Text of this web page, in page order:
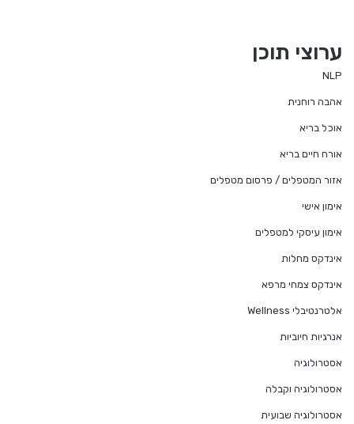
ערוצי תוכן
NLP
אהבה רוחנית
אוכל בריא
אורח חיים בריא
אזור המטפלים / פרסום מטפלים
אימון אישי
אימון עיסקי למטפלים
אינדקס מחלות
אינדקס צמחי מרפא
אלטרנטיבלי Wellness
אנרגיות חיוביות
אסטרולוגיה
אסטרולוגיה וקבלה
אסטרולוגיה שבועית